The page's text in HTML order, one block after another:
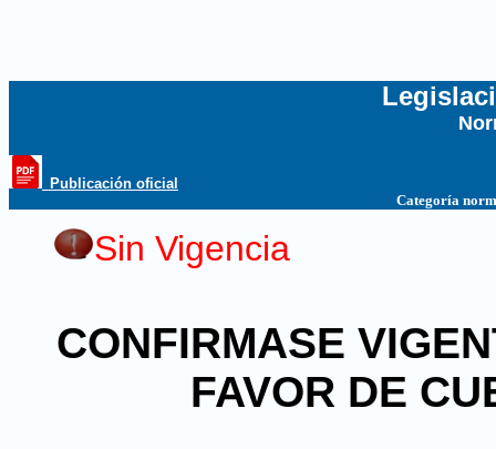
_Publicación oficial
Categoría
Sin Vigencia
CONFIRMASE
FAVOR DE